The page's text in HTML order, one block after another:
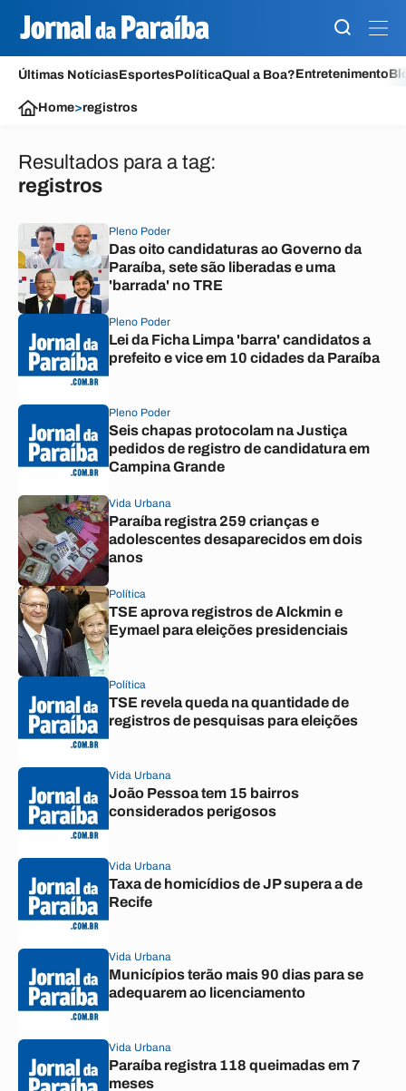
Últimas NotíciasEsportesPolíticaQual a Boa?Entretenimento
Home>registros
Resultados para a tag:
registros
Pleno Poder
Das oito candidaturas ao Governo da
Paraíba, sete são liberadas e uma
'barrada' no TRE
Pleno Poder
Lei da Ficha Limpa 'barra' candidatos a
prefeito e vice em 10 cidades da Paraíba
Pleno Poder
Seis chapas protocolam na Justiça
pedidos de registro de candidatura em
Campina Grande
Vida Urbana
Paraíba registra 259 crianças e
adolescentes desaparecidos em dois
anos
Política
TSE aprova registros de Alckmin e
Eymael para eleições presidenciais
Política
TSE revela queda na quantidade de
registros de pesquisas para eleições
Vida Urbana
João Pessoa tem 15 bairros
considerados perigosos
Vida Urbana
Taxa de homicídios de JP supera a de
Recife
Vida Urbana
Municípios terão mais 90 dias para se
adequarem ao licenciamento
Vida Urbana
Paraíba registra 118 queimadas em 7
meses